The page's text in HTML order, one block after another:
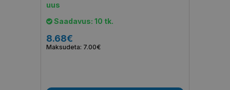
uus
Saadavus: 10 tk.
8.68€
Maksudeta: 7.00€